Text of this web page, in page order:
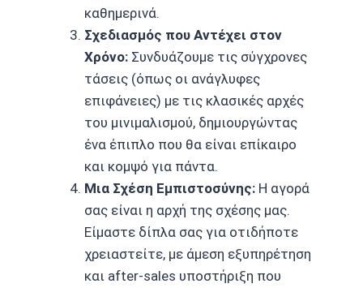
καθημερινά.
Σχεδιασμός που Αντέχει στον
Χρόνο: Συνδυάζουμε τις σύγχρονες
τάσεις (όπως οι ανάγλυφες
επιφάνειες) με τις κλασικές αρχές
του μινιμαλισμού, δημιουργώντας
ένα έπιπλο που θα είναι επίκαιρο
και κομψό για πάντα.
Μια Σχέση Εμπιστοσύνης: Η αγορά
σας είναι η αρχή της σχέσης μας.
Είμαστε δίπλα σας για οτιδήποτε
χρειαστείτε, με άμεση εξυπηρέτηση
και after-sales υποστήριξη που